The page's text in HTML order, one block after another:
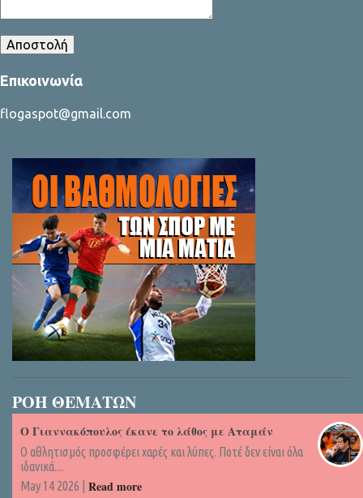
Επικοινωνία
flogaspot@gmail.com
ΡΟΗ ΘΕΜΑΤΩΝ
Ο Γιαννακόπουλος έκανε το λάθος με Αταμάν
Ο αθλητισμός προσφέρει χαρές και λύπες. Ποτέ δεν είναι όλα
ιδανικά....
May 14 2026 | Read more